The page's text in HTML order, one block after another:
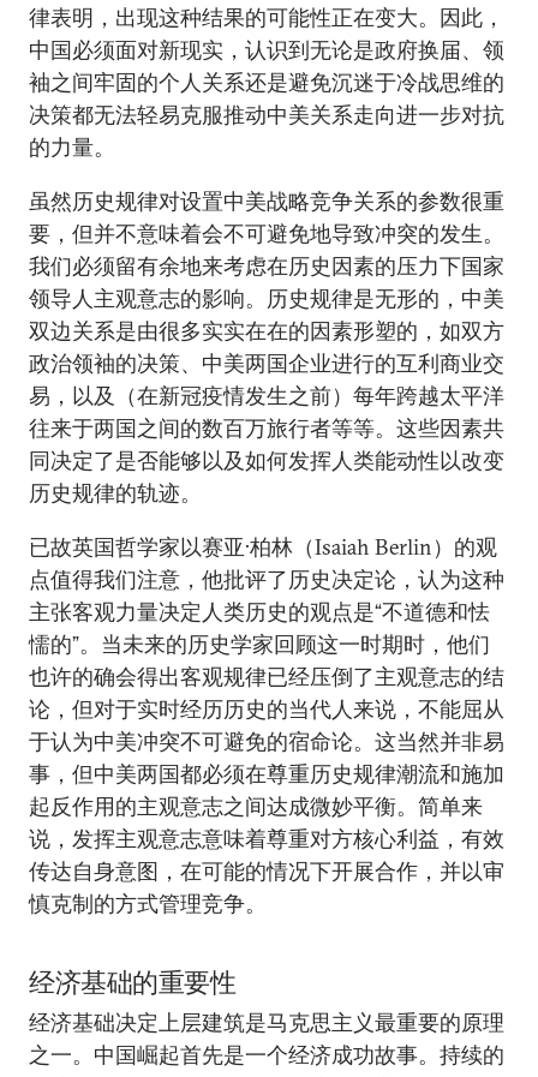
律表明，出现这种结果的可能性正在变大。因此，
中国必须面对新现实，认识到无论是政府换届、领
袖之间牢固的个人关系还是避免沉迷于冷战思维的
决策都无法轻易克服推动中美关系走向进一步对抗
的力量。
虽然历史规律对设置中美战略竞争关系的参数很重
要，但并不意味着会不可避免地导致冲突的发生。
我们必须留有余地来考虑在历史因素的压力下国家
领导人主观意志的影响。历史规律是无形的，中美
双边关系是由很多实实在在的因素形塑的，如双方
政治领袖的决策、中美两国企业进行的互利商业交
易，以及（在新冠疫情发生之前）每年跨越太平洋
往来于两国之间的数百万旅行者等等。这些因素共
同决定了是否能够以及如何发挥人类能动性以改变
历史规律的轨迹。
已故英国哲学家以赛亚·柏林（Isaiah Berlin）的观
点值得我们注意，他批评了历史决定论，认为这种
主张客观力量决定人类历史的观点是“不道德和怯
懦的”。当未来的历史学家回顾这一时期时，他们
也许的确会得出客观规律已经压倒了主观意志的结
论，但对于实时经历历史的当代人来说，不能屈从
于认为中美冲突不可避免的宿命论。这当然并非易
事，但中美两国都必须在尊重历史规律潮流和施加
起反作用的主观意志之间达成微妙平衡。简单来
说，发挥主观意志意味着尊重对方核心利益，有效
传达自身意图，在可能的情况下开展合作，并以审
慎克制的方式管理竞争。
经济基础的重要性
经济基础决定上层建筑是马克思主义最重要的原理
之一。中国崛起首先是一个经济成功故事。持续的